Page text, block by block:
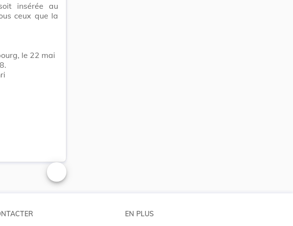
insérée au
ceux que la
le 22 mai
Changer la taille du texte
EN PLUS